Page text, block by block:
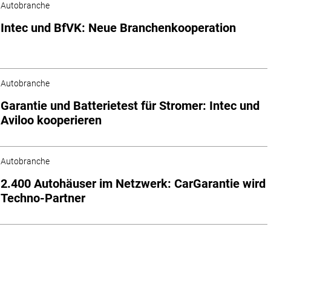
Autobranche
Intec und BfVK: Neue Branchenkooperation
Autobranche
Garantie und Batterietest für Stromer: Intec und
Aviloo kooperieren
Autobranche
2.400 Autohäuser im Netzwerk: CarGarantie wird
Techno-Partner